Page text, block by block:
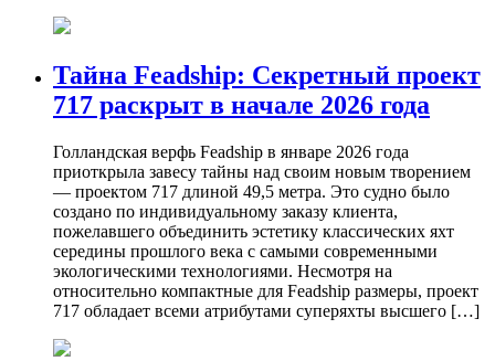
Тайна Feadship: Секретный проект
717 раскрыт в начале 2026 года
Голландская верфь Feadship в январе 2026 года
приоткрыла завесу тайны над своим новым творением
— проектом 717 длиной 49,5 метра. Это судно было
создано по индивидуальному заказу клиента,
пожелавшего объединить эстетику классических яхт
середины прошлого века с самыми современными
экологическими технологиями. Несмотря на
относительно компактные для Feadship размеры, проект
717 обладает всеми атрибутами суперяхты высшего […]